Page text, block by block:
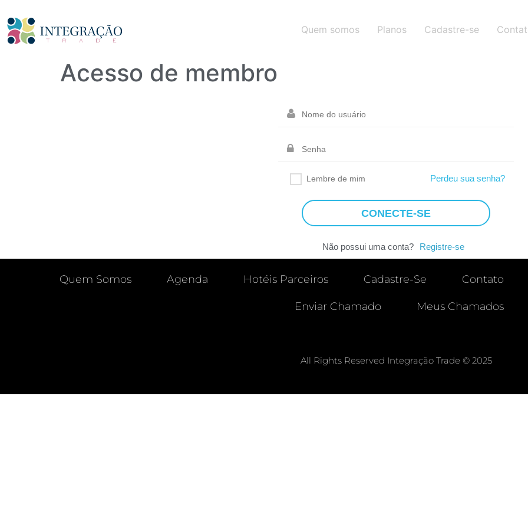
Quem somos Planos Cadastre-se
Acesso de membro
Lembre de mim Perdeu sua senha?
Não possui uma conta? Registre-se
Quem Somos Agenda Hotéis Parceiros Cadastre-Se Contato
Enviar Chamado Meus Chamados
All Rights Reserved Integração Trade © 2025